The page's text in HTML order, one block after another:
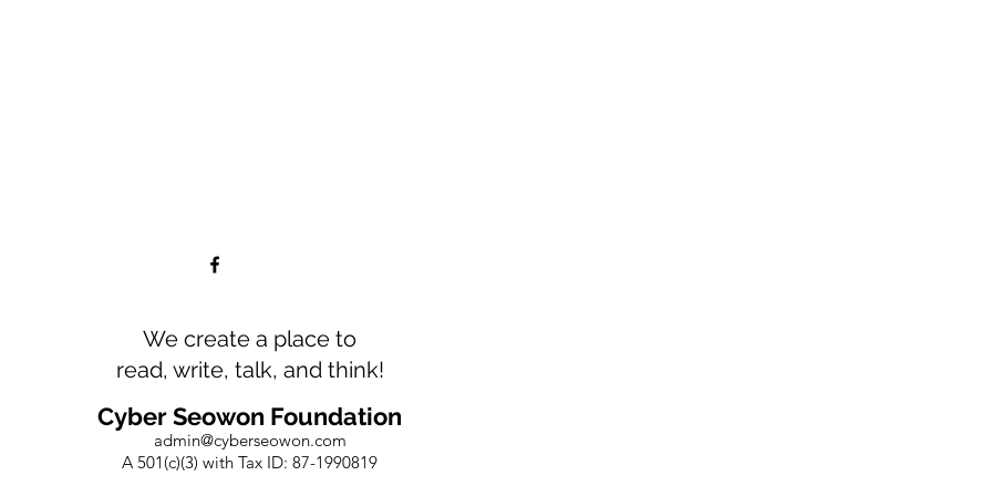
We create a place to
read, write, talk, and think!
Cyber Seowon Foundation
admin@cyberseowon.com
A 501(c)(3) with Tax ID: 87-1990819